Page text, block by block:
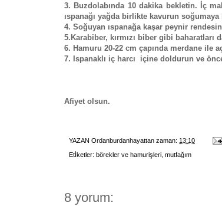
3. Buzdolabında 10 dakika bekletin. İç
ıspanağı yağda birlikte kavurun soğumaya
4. Soğuyan ıspanağa kaşar peynir
5.Karabiber, kırmızı biber gibi baharatları
6. Hamuru 20-22 cm çapında merdane ile
7. Ispanaklı iç harcı içine doldurun ve
Afiyet olsun.
YAZAN Ordanburdanhayattan zaman: 13:10
Etİketler: börekler ve hamurişleri mutfağım
8 yorum: